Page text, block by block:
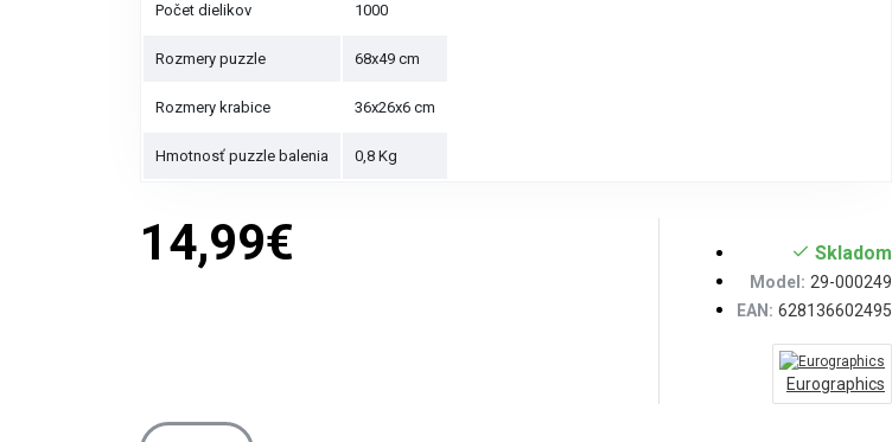
Počet dielikov 1000
Rozmery puzzle 68x49 cm
Rozmery krabice 36x26x6 cm
Hmotnosť puzzle balenia 0,8 Kg
14,99€ Skladom
Model: 29-000249
EAN: 628136602495
Eurographics